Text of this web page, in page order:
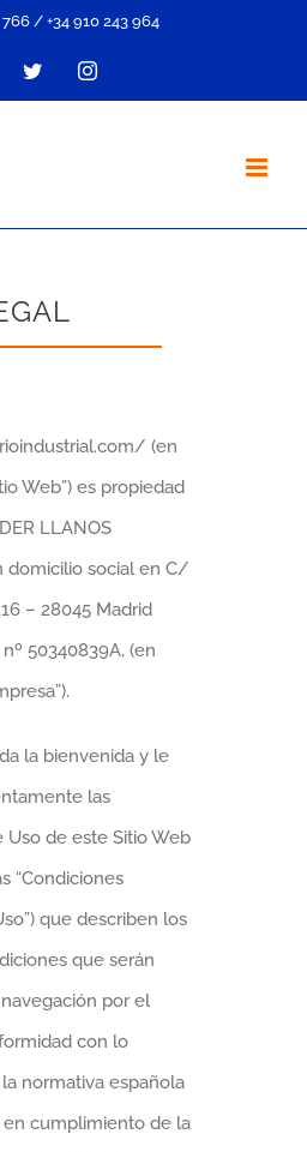
766 / +34 910 243 964
TwitterInstagram
(en
Web”) es propiedad
LLANOS
domicilio social en C/
– 28045 Madrid
nº 50340839A, (en
la bienvenida y le
las
Uso de este Sitio Web
“Condiciones
que describen los
que serán
por el
con lo
normativa española
cumplimiento de la